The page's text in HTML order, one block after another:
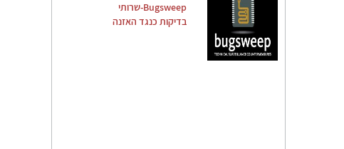
Bugsweep-שרותי
בדיקות כנגד האזנה